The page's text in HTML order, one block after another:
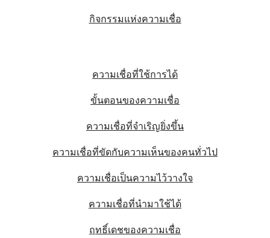
กิจกรรมแห่งความเชื่อ
ความเชื่อที่ใช้การได้
ขั้นตอนของความเชื่อ
ความเชื่อที่จำเริญยิ่งขึ้น
ความเชื่อที่ขัดกับความเห็นของคนทั่วไป
ความเชื่อเป็นความไว้วางใจ
ความเชื่อที่นำมาใช้ได้
ฤทธิ์เดชของความเชื่อ